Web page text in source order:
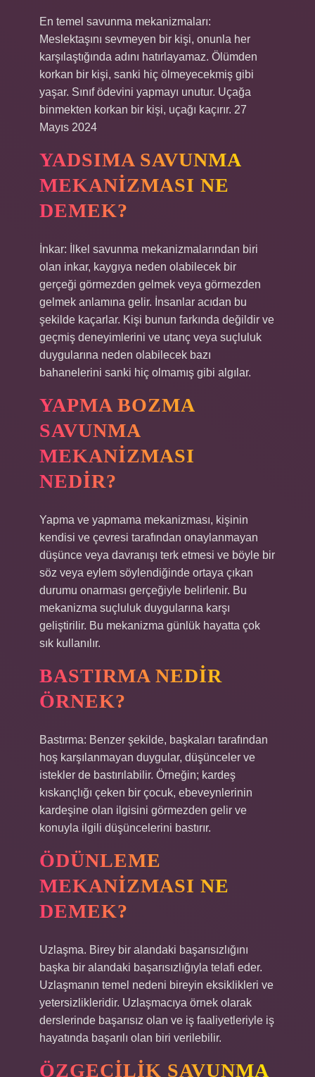
En temel savunma mekanizmaları:
Meslektaşını sevmeyen bir kişi, onunla her
karşılaştığında adını hatırlayamaz. Ölümden
korkan bir kişi, sanki hiç ölmeyecekmiş gibi
yaşar. Sınıf ödevini yapmayı unutur. Uçağa
binmekten korkan bir kişi, uçağı kaçırır. 27
Mayıs 2024
YADSIMA SAVUNMA
MEKANIZMASI NE
DEMEK?
İnkar: İlkel savunma mekanizmalarından biri
olan inkar, kaygıya neden olabilecek bir
gerçeği görmezden gelmek veya görmezden
gelmek anlamına gelir. İnsanlar acıdan bu
şekilde kaçarlar. Kişi bunun farkında değildir ve
geçmiş deneyimlerini ve utanç veya suçluluk
duygularına neden olabilecek bazı
bahanelerini sanki hiç olmamış gibi algılar.
YAPMA BOZMA
SAVUNMA
MEKANIZMASI
NEDIR?
Yapma ve yapmama mekanizması, kişinin
kendisi ve çevresi tarafından onaylanmayan
düşünce veya davranışı terk etmesi ve böyle bir
söz veya eylem söylendiğinde ortaya çıkan
durumu onarması gerçeğiyle belirlenir. Bu
mekanizma suçluluk duygularına karşı
geliştirilir. Bu mekanizma günlük hayatta çok
sık kullanılır.
BASTIRMA NEDIR
ÖRNEK?
Bastırma: Benzer şekilde, başkaları tarafından
hoş karşılanmayan duygular, düşünceler ve
istekler de bastırılabilir. Örneğin; kardeş
kıskançlığı çeken bir çocuk, ebeveynlerinin
kardeşine olan ilgisini görmezden gelir ve
konuyla ilgili düşüncelerini bastırır.
ÖDÜNLEME
MEKANIZMASI NE
DEMEK?
Uzlaşma. Birey bir alandaki başarısızlığını
başka bir alandaki başarısızlığıyla telafi eder.
Uzlaşmanın temel nedeni bireyin eksiklikleri ve
yetersizlikleridir. Uzlaşmacıya örnek olarak
derslerinde başarısız olan ve iş faaliyetleriyle iş
hayatında başarılı olan biri verilebilir.
ÖZGECILIK SAVUNMA